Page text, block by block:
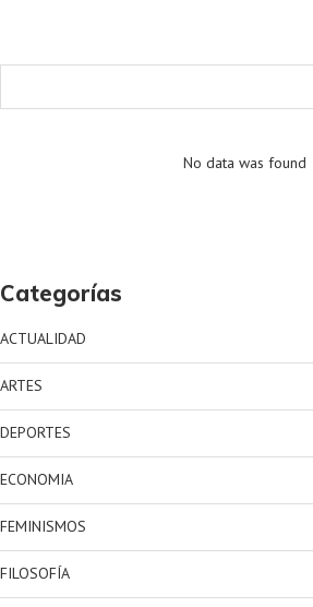
No data was found
Categorías
ACTUALIDAD
ARTES
DEPORTES
ECONOMIA
FEMINISMOS
FILOSOFÍA